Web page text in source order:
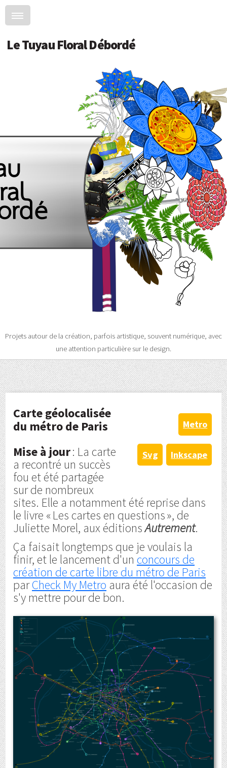
Le Tuyau Floral Débordé
Projets autour de la création, parfois artistique, souvent numérique, avec
une attention particulière sur le design.
Metro
Inkscape
Svg
Carte géolocalisée
du métro de Paris
Mise à jour: La carte
a recontré un succès
fou et été partagée
sur de nombreux
sites. Elle a notamment été reprise dans
le livre « Les cartes en questions », de
Juliette Morel, aux éditionsAutrement.
Ça faisait longtemps que je voulais la
finir, et le lancement d'un concours de
création de carte libre du métro de Paris
parCheck My Metro aura été l'occasion de
s'y mettre pour de bon.